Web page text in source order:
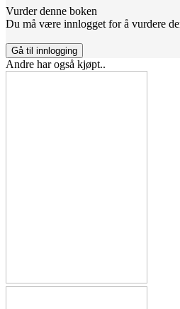
Vurder denne boken
Du må være innlogget for å vurdere
Gå til innlogging
Andre har også kjøpt..